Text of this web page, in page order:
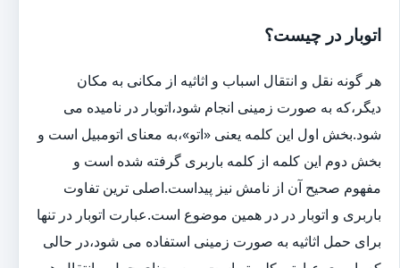
اتوبار در چیست؟
هر گونه نقل و انتقال اسباب و اثاثیه از مکانی به مکان
دیگر،که به صورت زمینی انجام شود،اتوبار در نامیده می
شود.بخش اول این کلمه یعنی «اتو»،به معنای اتومبیل است و
بخش دوم این کلمه از کلمه باربری گرفته شده است و
مفهوم صحیح آن از نامش نیز پیداست.اصلی ترین تفاوت
باربری و اتوبار در در همین موضوع است.عبارت اتوبار در تنها
برای حمل اثاثیه به صورت زمینی استفاده می شود،در حالی